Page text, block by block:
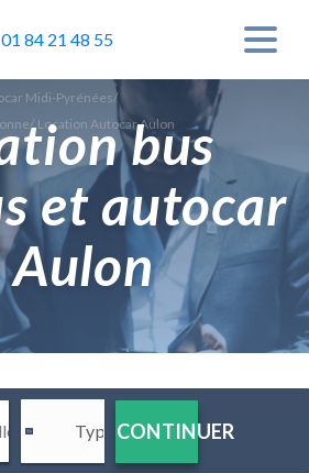
01 84 21 48 55
Midi-Pyrénées/
/ Location Autocar Aulonbus
et autocar
Aulon
CONTINUER